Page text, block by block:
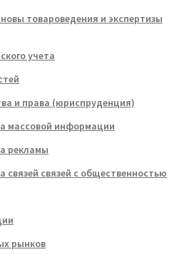
товароведения и экспертизы
учета
и права (юриспруденция)
массовой информации
рекламы
связей связей с общественностью
рынков